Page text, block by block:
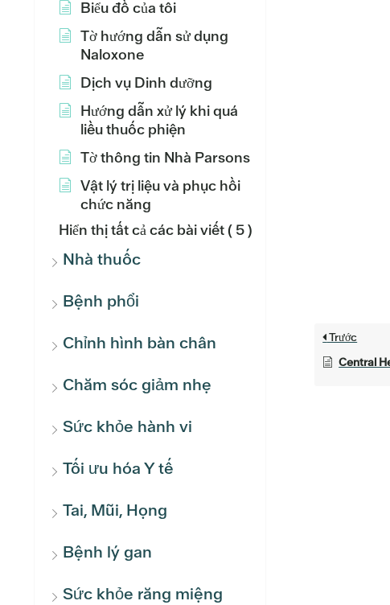
Biểu đồ của tôi
Tờ hướng dẫn sử dụng
Naloxone
Dịch vụ Dinh dưỡng
Hướng dẫn xử lý khi quá
liều thuốc phiện
Tờ thông tin Nhà Parsons
Vật lý trị liệu và phục hồi
chức năng
Hiển thị tất cả các bài viết( 5 )
Nhà thuốc
Bệnh phổi
Chỉnh hình bàn chân
Chăm sóc giảm nhẹ
Sức khỏe hành vi
Tối ưu hóa Y tế
Tai, Mũi, Họng
Bệnh lý gan
Sức khỏe răng miệng
Trước
Central